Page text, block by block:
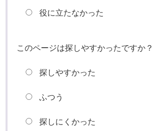
役に立たなかった
このページは探しやすかったですか？
探しやすかった
ふつう
探しにくかった